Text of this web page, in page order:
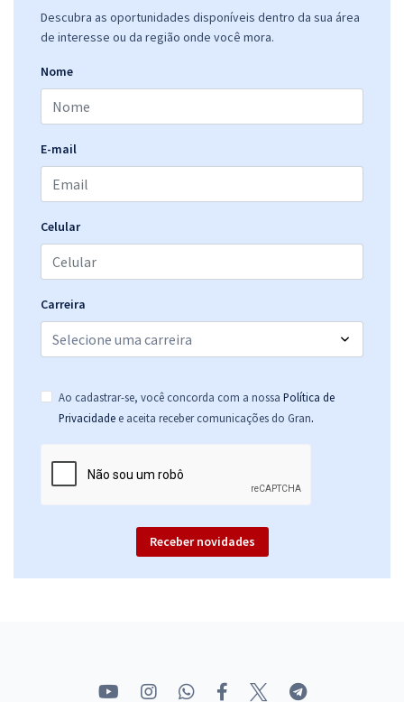
Descubra as oportunidades disponíveis dentro da sua área
de interesse ou da região onde você mora.
Nome
E-mail
Celular
Carreira
Ao cadastrar-se, você concorda com a nossa Política de
Privacidade e aceita receber comunicações do Gran.
Receber novidades